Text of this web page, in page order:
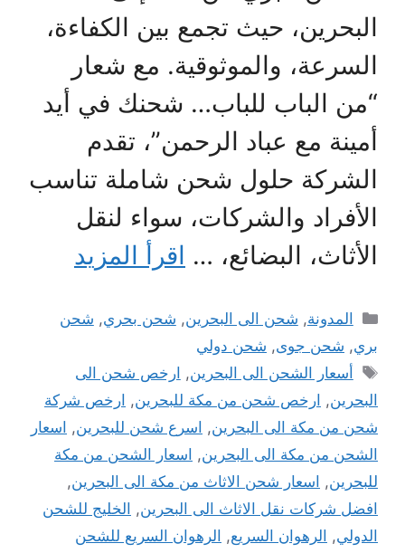
البحرين، حيث تجمع بين الكفاءة،
السرعة، والموثوقية. مع شعار
“من الباب للباب… شحنك في أيد
أمينة مع عباد الرحمن”، تقدم
الشركة حلول شحن شاملة تناسب
الأفراد والشركات، سواء لنقل
الأثاث، البضائع، … اقرأ المزيد
التصنيفات
المدونة, شحن الى البحرين, شحن بحري, شحن
بري, شحن جوى, شحن دولي
الوسوم
أسعار الشحن الى البحرين, ارخص شحن الى
البحرين, ارخص شحن من مكة للبحرين, ارخص شركة
شحن من مكة الى البحرين, اسرع شحن للبحرين, اسعار
الشحن من مكة الى البحرين, اسعار الشحن من مكة
للبحرين, اسعار شحن الاثاث من مكة الى البحرين,
افضل شركات نقل الاثاث الى البحرين, الخليج للشحن
الدولي, الرهوان السريع, الرهوان السريع للشحن